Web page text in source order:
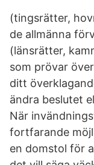
(tingsrätter,
de allmänna
(länsrätter,
som prövar
ditt
ändra beslutet
När
fortfarande
en domstol för